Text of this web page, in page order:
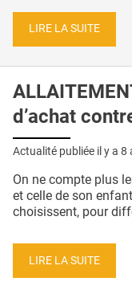
LIRE LA SUITE
d’achat
Actualité publiée il y a 8
On ne compte plus
et celle de son
choisissent, pour
LIRE LA SUITE